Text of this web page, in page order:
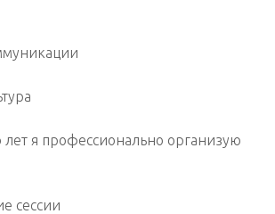
лет я профессионально организую
сессии